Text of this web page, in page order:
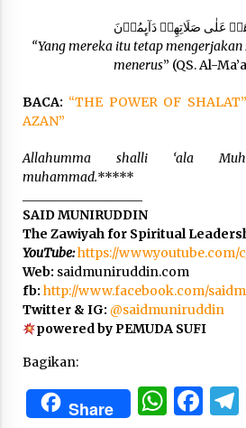
عَلٰى صَلَاتِهِمۡ دَآٮِٕمُوۡنَ
“Yang mereka itu tetap
menerus” (QS. Al-
BACA: “THE POWER OF SHALAT”
AZAN”
Allahumma shalli ‘ala
muhammad.*****
SAID MUNIRUDDIN
The Zawiyah for Spiritual
YouTube:https://
Web: saidmuniruddin.com
fb: http://www.facebook.com/
Twitter & IG: @saidmuniruddin
powered by PEMUDA SUFI
Bagikan:
Share